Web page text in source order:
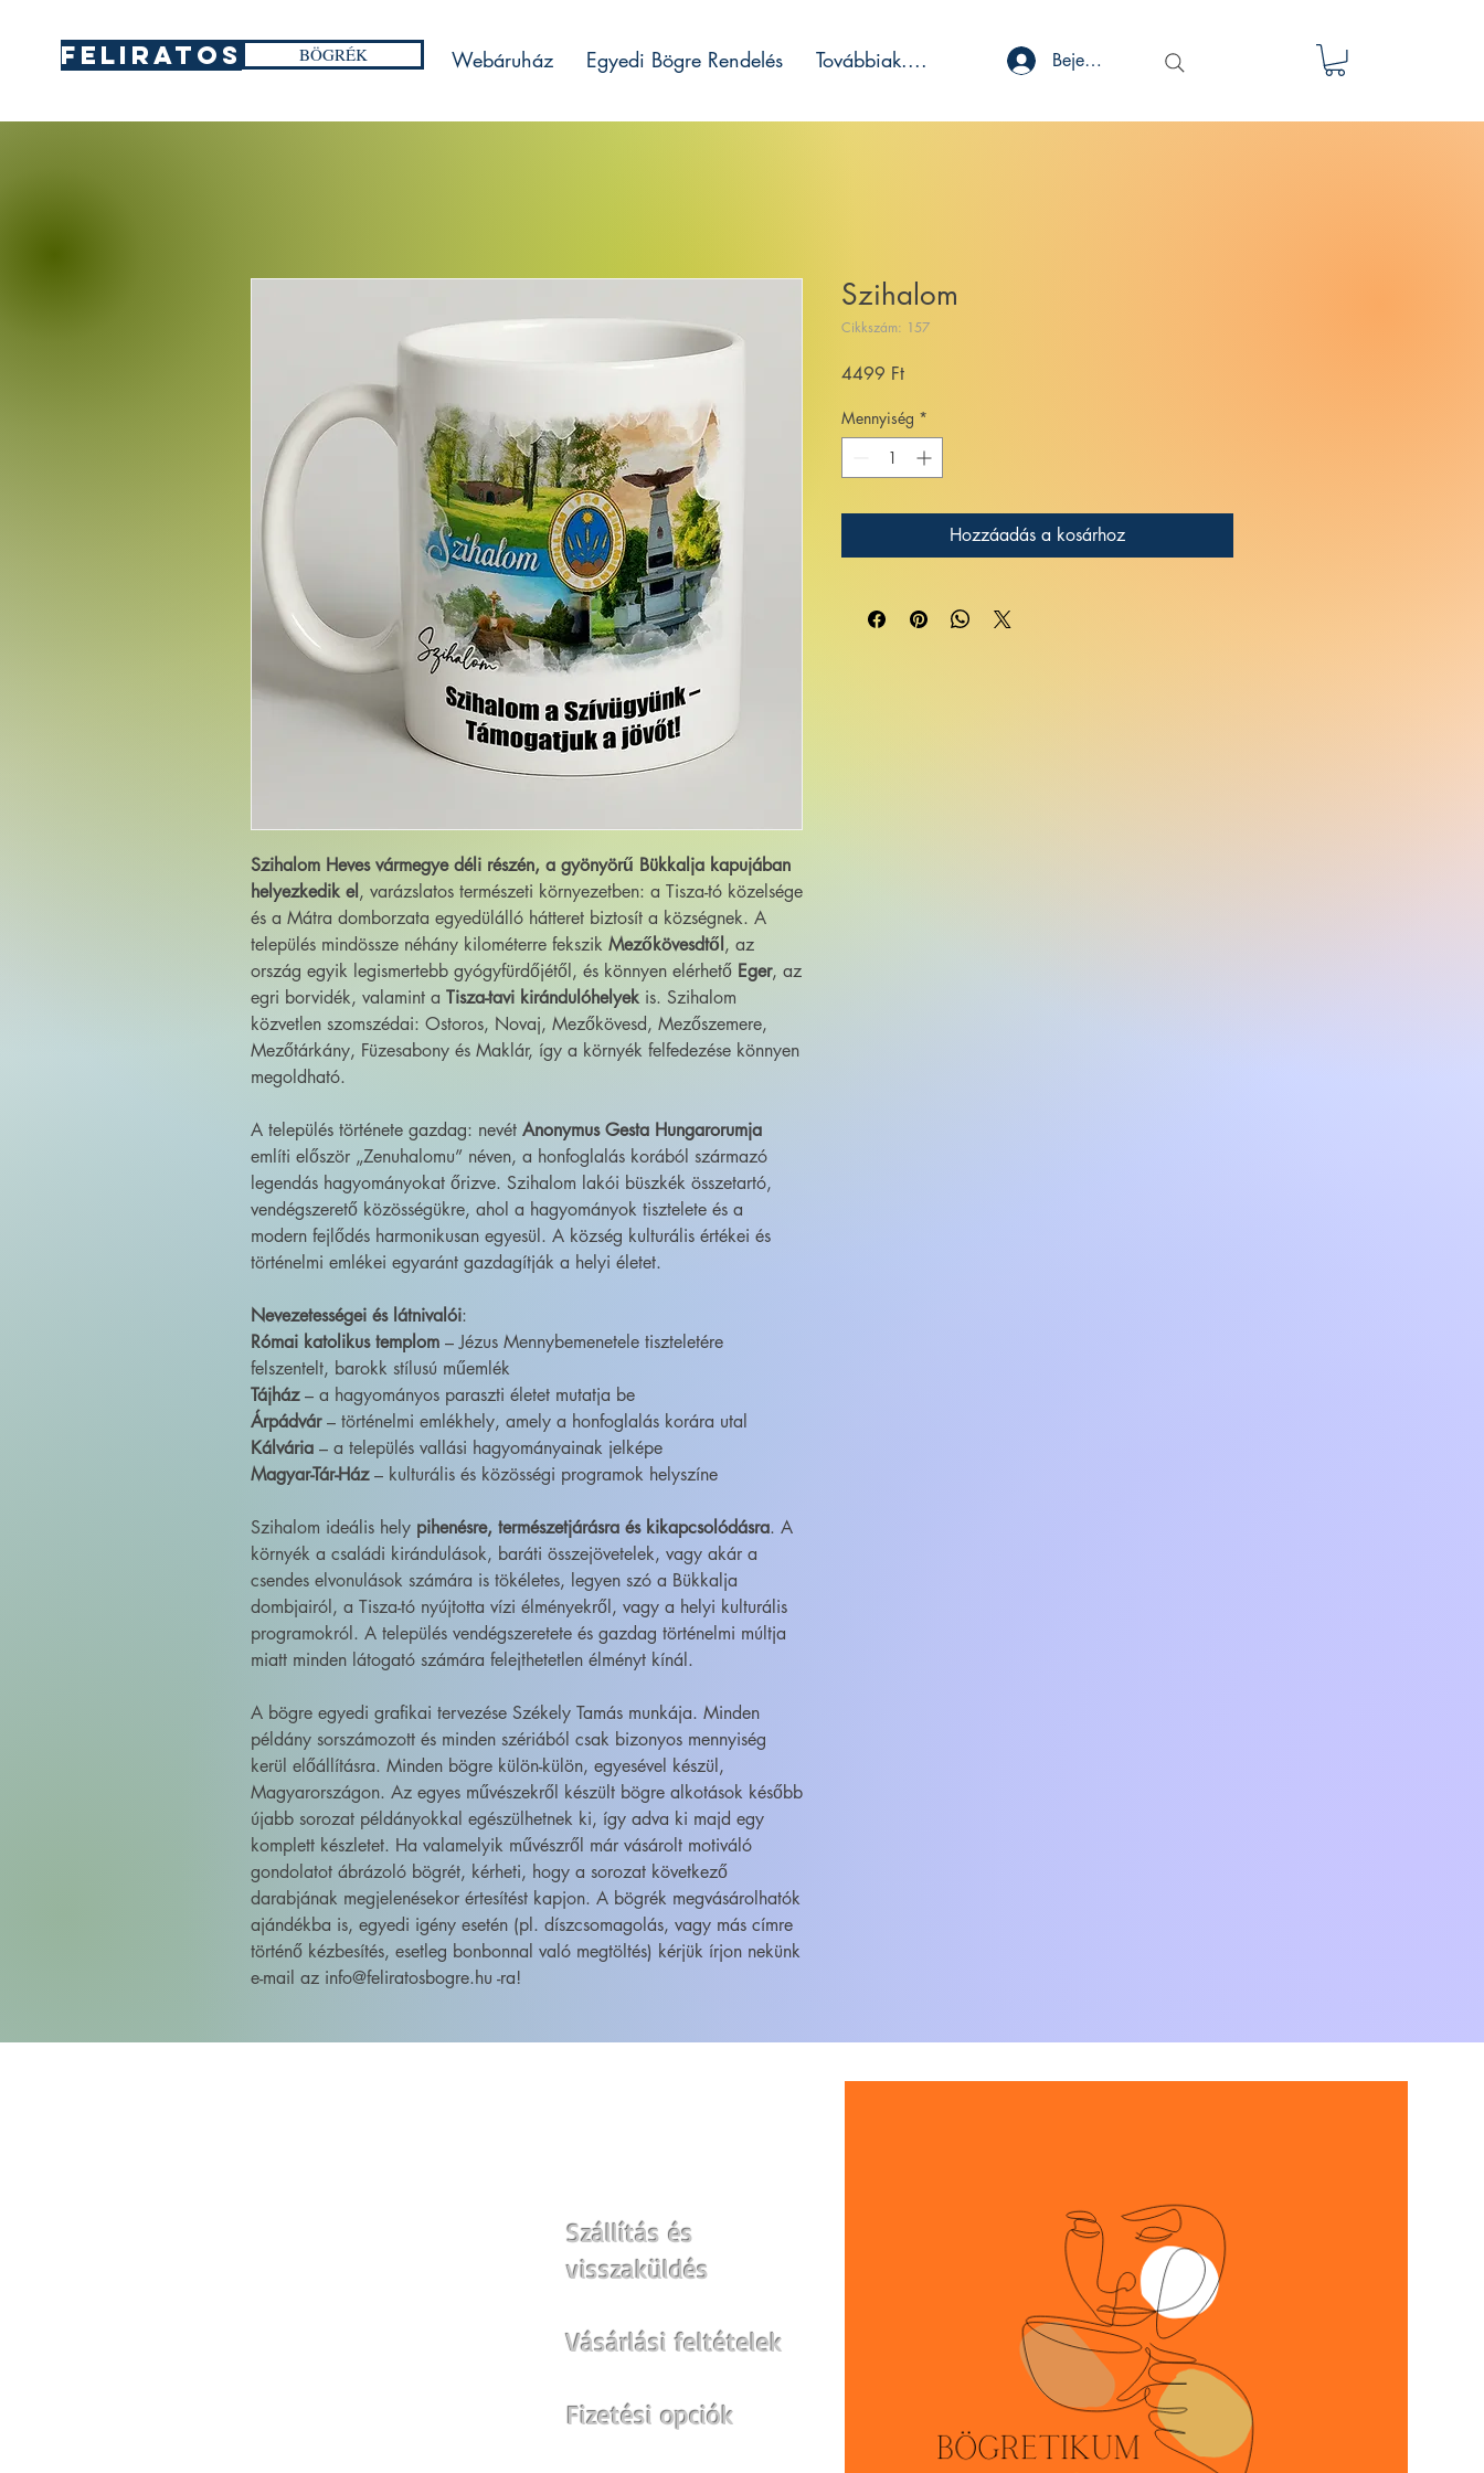
FELIRATOS BÖGRÉK Webáruház Egyedi Bögre Rendelés Továbbiak.... Bejelentkezés
Szihalom Heves vármegye déli részén, a gyönyörű Bükkalja kapujában
helyezkedik el, varázslatos természeti környezetben: a Tisza-tó közelsége
és a Mátra domborzata egyedülálló hátteret biztosít a községnek. A
település mindössze néhány kilométerre fekszik Mezőkövesdtől, az
ország egyik legismertebb gyógyfürdőjétől, és könnyen elérhető Eger, az
egri borvidék, valamint a Tisza-tavi kirándulóhelyekis. Szihalom
közvetlen szomszédai: Ostoros, Novaj, Mezőkövesd, Mezőszemere,
Mezőtárkány, Füzesabony és Maklár, így a környék felfedezése könnyen
megoldható.
A település története gazdag: nevét Anonymus Gesta Hungarorumja
említi először „Zenuhalomu” néven, a honfoglalás korából származó
legendás hagyományokat őrizve. Szihalom lakói büszkék összetartó,
vendégszerető közösségükre, ahol a hagyományok tisztelete és a
modern fejlődés harmonikusan egyesül. A község kulturális értékei és
történelmi emlékei egyaránt gazdagítják a helyi életet.
Nevezetességei és látnivalói:
Római katolikus templom – Jézus Mennybemenetele tiszteletére
felszentelt, barokk stílusú műemlék
Tájház– a hagyományos paraszti életet mutatja be
Árpádvár– történelmi emlékhely, amely a honfoglalás korára utal
Kálvária – a település vallási hagyományainak jelképe
Magyar-Tár-Ház– kulturális és közösségi programok helyszíne
Szihalom ideális hely pihenésre, természetjárásra és kikapcsolódásra. A
környék a családi kirándulások, baráti összejövetelek, vagy akár a
csendes elvonulások számára is tökéletes, legyen szó a Bükkalja
dombjairól, a Tisza-tó nyújtotta vízi élményekről, vagy a helyi kulturális
programokról. A település vendégszeretete és gazdag történelmi múltja
miatt minden látogató számára felejthetetlen élményt kínál.
A bögre egyedi grafikai tervezése Székely Tamás munkája. Minden
példány sorszámozott és minden szériából csak bizonyos mennyiség
kerül előállításra. Minden bögre külön-külön, egyesével készül,
Magyarországon. Az egyes művészekről készült bögre alkotások később
újabb sorozat példányokkal egészülhetnek ki, így adva ki majd egy
komplett készletet. Ha valamelyik művészről már vásárolt motiváló
gondolatot ábrázoló bögrét, kérheti, hogy a sorozat következő
darabjának megjelenésekor értesítést kapjon. A bögrék megvásárolhatók
ajándékba is, egyedi igény esetén (pl. díszcsomagolás, vagy más címre
történő kézbesítés, esetleg bonbonnal való megtöltés) kérjük írjon nekünk
e-mail az info@feliratosbogre.hu -ra!
Szihalom
Cikkszám: 157
4499 FtÁr
Mennyiség *
Hozzáadás a kosárhoz
Szállítás és
visszaküldés
Vásárlási feltételek
Fizetési opciók